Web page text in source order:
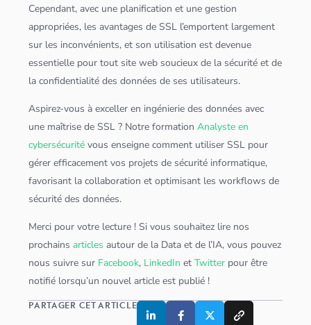
Cependant, avec une planification et une gestion
appropriées, les avantages de SSL l’emportent largement
sur les inconvénients, et son utilisation est devenue
essentielle pour tout site web soucieux de la sécurité et de
la confidentialité desdonnées de ses utilisateurs.
Aspirez-vous à exceller en ingénierie desdonnées avec
une maîtrise de SSL ? Notre formationAnalyste en
cybersécurité vous enseigne comment utiliser SSL pour
gérer efficacement vos projets de sécurité informatique,
favorisant la collaboration et optimisant les workflows de
sécurité desdonnées.
Merci pour votre lecture ! Si vous souhaitez lire nos
prochainsarticles autour de la Data et de l’IA, vous pouvez
nous suivre sur Facebook, LinkedIn etTwitter pour être
notifié lorsqu’un nouvel article est publié !
PARTAGER CET ARTICLE